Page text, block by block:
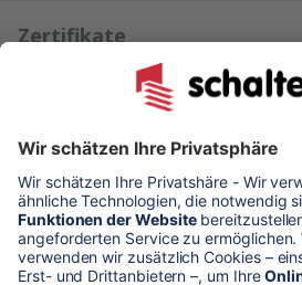
Zertifikate
Kundenmeinungen